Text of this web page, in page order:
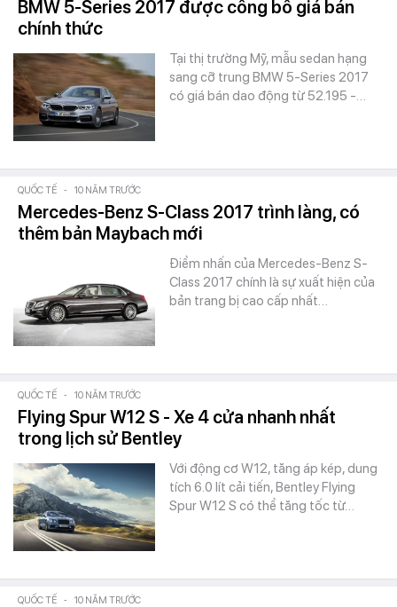
BMW 5-Series 2017 được công bố giá bán
chính thức
Tại thị trường Mỹ, mẫu sedan hạng
sang cỡ trung BMW 5-Series 2017
có giá bán dao động từ 52.195 -…
QUỐC TẾ - 10 NĂM TRƯỚC
Mercedes-Benz S-Class 2017 trình làng, có
thêm bản Maybach mới
Điểm nhấn của Mercedes-Benz S-
Class 2017 chính là sự xuất hiện của
bản trang bị cao cấp nhất…
QUỐC TẾ - 10 NĂM TRƯỚC
Flying Spur W12 S - Xe 4 cửa nhanh nhất
trong lịch sử Bentley
Với động cơ W12, tăng áp kép, dung
tích 6.0 lít cải tiến, Bentley Flying
Spur W12 S có thể tăng tốc từ…
QUỐC TẾ - 10 NĂM TRƯỚC